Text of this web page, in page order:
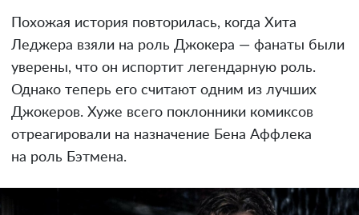
Похожая история повторилась, когда Хита
Леджера взяли на роль Джокера — фанаты были
уверены, что он испортит легендарную роль.
Однако теперь его считают одним из лучших
Джокеров. Хуже всего поклонники комиксов
отреагировали на назначение Бена Аффлека
на роль Бэтмена.